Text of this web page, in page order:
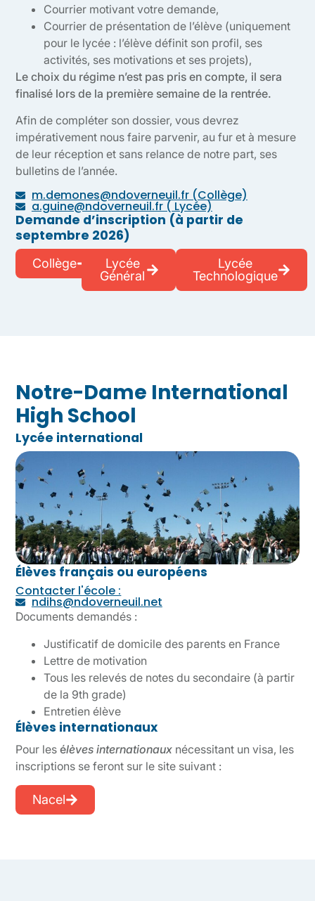
Courrier motivant votre demande,
Courrier de présentation de l’élève (uniquement
pour le lycée : l’élève définit son profil, ses
activités, ses motivations et ses projets),
Le choix du régime n’est pas pris en compte, il sera
finalisé lors de la première semaine de la rentrée.
Afin de compléter son dossier, vous devrez
impérativement nous faire parvenir, au fur et à mesure
de leur réception et sans relance de notre part, ses
bulletins de l’année.
m.demones@ndoverneuil.fr (Collège)
a.guine@ndoverneuil.fr ( Lycée)
Demande d’inscription (à partir de
septembre 2026)
Collège
Lycée
Général
Lycée
Technologique
Notre-Dame International
High School
Lycée international
Élèves français ou européens
Contacter l'école :
ndihs@ndoverneuil.net
Documents demandés :
Justificatif de domicile des parents en France
Lettre de motivation
Tous les relevés de notes du secondaire (à partir
de la 9th grade)
Entretien élève
Élèves internationaux
Pour lesélèves internationaux nécessitant un visa, les
inscriptions se feront sur le site suivant :
Nacel